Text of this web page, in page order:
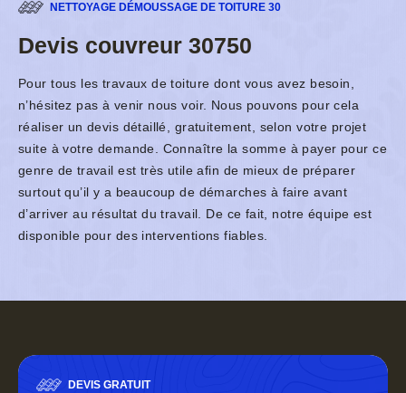
NETTOYAGE DÉMOUSSAGE DE TOITURE 30
Devis couvreur 30750
Pour tous les travaux de toiture dont vous avez besoin,
n’hésitez pas à venir nous voir. Nous pouvons pour cela
réaliser un devis détaillé, gratuitement, selon votre projet
suite à votre demande. Connaître la somme à payer pour ce
genre de travail est très utile afin de mieux de préparer
surtout qu’il y a beaucoup de démarches à faire avant
d’arriver au résultat du travail. De ce fait, notre équipe est
disponible pour des interventions fiables.
DEVIS GRATUIT